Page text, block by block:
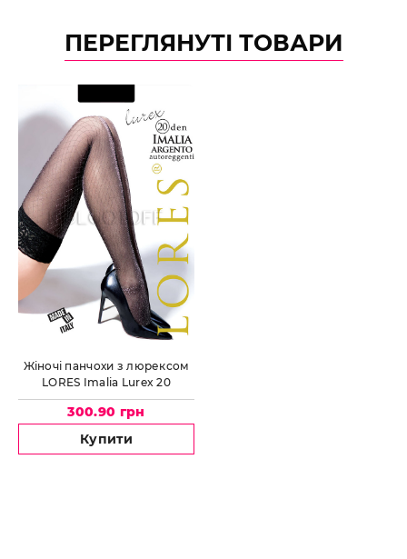
ПЕРЕГЛЯНУТІ ТОВАРИ
Жіночі панчохи з люрексом
LORES Imalia Lurex 20
argento autoreggenti
300.90 грн
Купити